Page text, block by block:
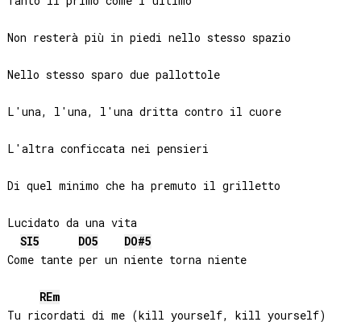
Non resterà più in piedi nello stesso spazio
Nello stesso sparo due pallottole
L'una, l'una, l'una dritta contro il cuore
L'altra conficcata nei pensieri
Di quel minimo che ha premuto il grilletto
Lucidato da una vita
SI5 DO5 DO#5
Come tante per un niente torna niente
REm
Tu ricordati di me (kill yourself, kill yourself)